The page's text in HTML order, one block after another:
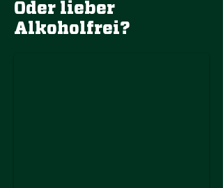
Oder lieber
Alkoholfrei?
Hachenburger Alkoholfrei